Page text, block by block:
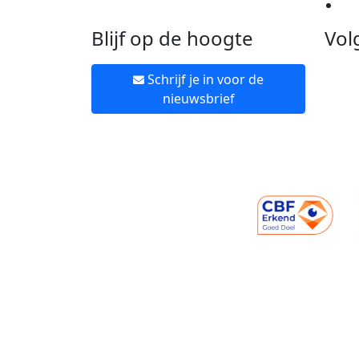
Blijf op de hoogte
Schrijf je in voor de
nieuwsbrief